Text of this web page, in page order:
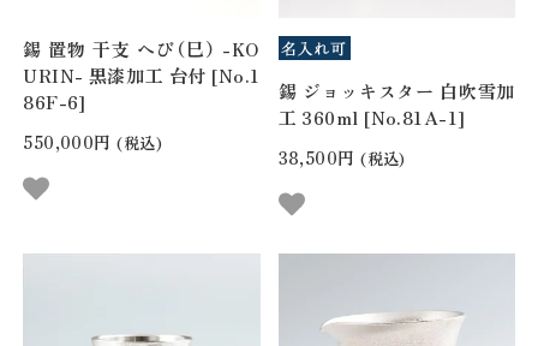
錫 置物 干支 へび（巳） -KO
URIN- 黒漆加工 台付 [No.1
86F-6]
550,000円 (税込)
錫 ジョッキスター 白吹雪加
工 360ml [No.81A-1]
38,500円 (税込)